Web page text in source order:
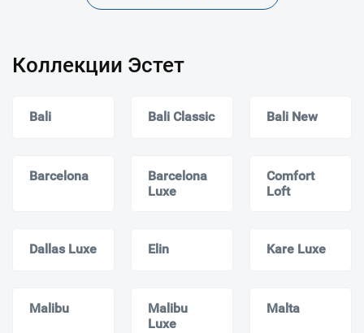
Коллекции Эстет
Bali Bali Classic Bali New
Barcelona
Barcelona
Luxe
Comfort
Loft
Dallas Luxe Elin Kare Luxe
Malibu
Malibu
Luxe
Malta